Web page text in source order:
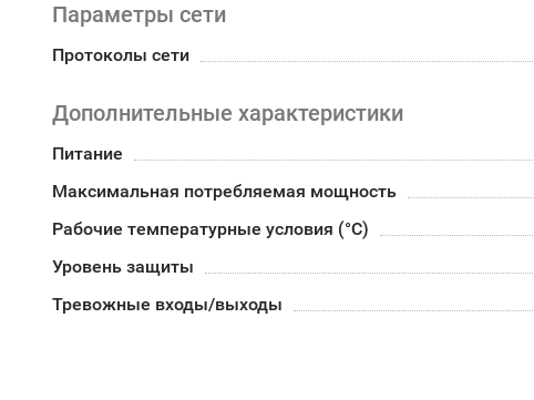
Параметры сети
Протоколы сети
Дополнительные характеристики
Питание
Максимальная потребляемая мощность
Рабочие температурные условия (°С)
Уровень защиты
Тревожные входы/выходы